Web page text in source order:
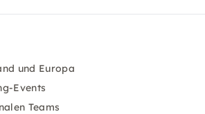
und Europa
Events
Teams